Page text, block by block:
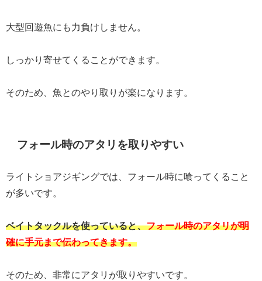
大型回遊魚にも力負けしません。
しっかり寄せてくることができます。
そのため、魚とのやり取りが楽になります。
フォール時のアタリを取りやすい
ライトショアジギングでは、フォール時に喰ってくること
が多いです。
ベイトタックルを使っていると、フォール時のアタリが明
確に手元まで伝わってきます。
そのため、非常にアタリが取りやすいです。